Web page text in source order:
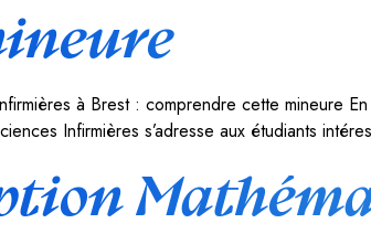
à Brest : comprendre cette mineure
Infirmières s’adresse aux étudiants